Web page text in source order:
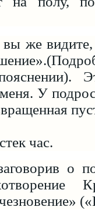
же видите,
У
час.
о